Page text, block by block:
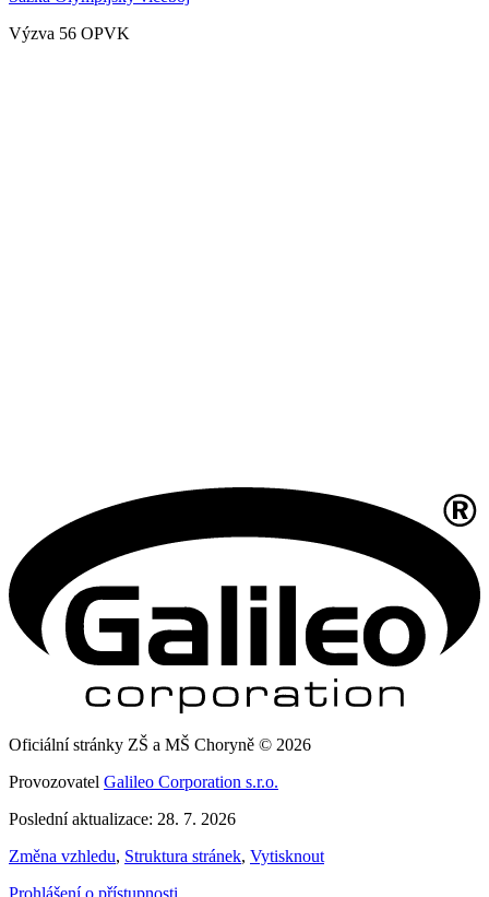
Výzva 56 OPVK
Oficiální stránky ZŠ a MŠ Choryně © 2026
Provozovatel Galileo Corporation s.r.o.
Poslední aktualizace: 28. 7. 2026
Změna vzhledu, Struktura stránek, Vytisknout